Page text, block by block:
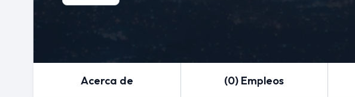
Acerca de (0) Empleos